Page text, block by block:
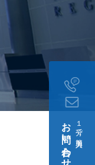
１分で簡単入力
お問い合わせ